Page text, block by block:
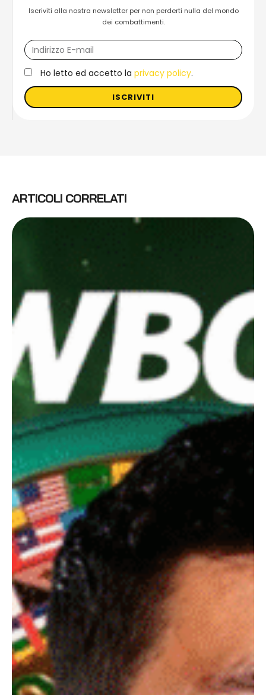
Iscriviti alla nostra newsletter per non perderti nulla del mondo
dei combattimenti.
Ho letto ed accetto la privacy policy.
ISCRIVITI
ARTICOLI CORRELATI